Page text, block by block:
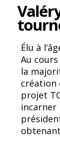
Élu à
Au
la
création
projet
incarner